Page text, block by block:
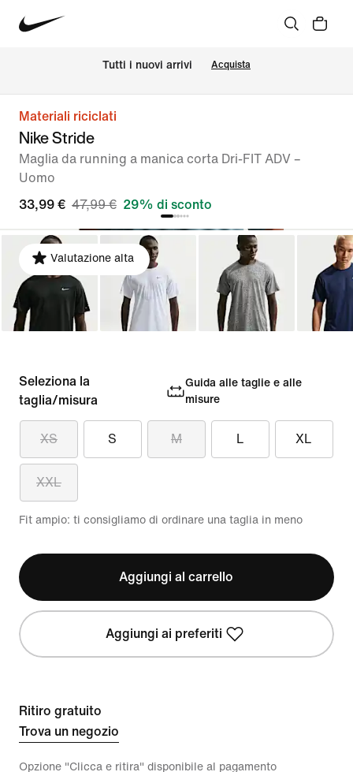
Tutti i nuovi arrivi Acquista
Materiali riciclati
Nike Stride
Maglia da running a manica corta Dri-FIT ADV –
Uomo
33,99 € 47,99 € 29% di sconto
Valutazione alta
Seleziona la
taglia/misura
Guida alle taglie e alle
misure
XS S M L XL
XXL
Fit ampio: ti consigliamo di ordinare una taglia in meno
Aggiungi al carrello
Aggiungi ai preferiti
Ritiro gratuito
Trova un negozio
Opzione "Clicca e ritira" disponibile al pagamento